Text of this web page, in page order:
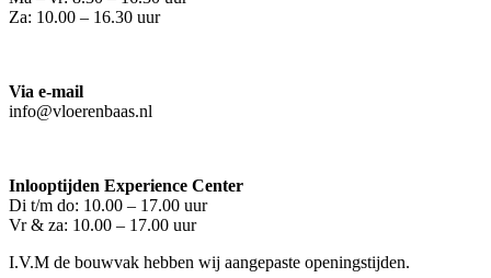
Za: 10.00 – 16.30 uur
Via e-mail
info@vloerenbaas.nl
Inlooptijden Experience Center
Di t/m do: 10.00 – 17.00 uur
Vr & za: 10.00 – 17.00 uur
I.V.M de bouwvak hebben wij aangepaste openingstijden.